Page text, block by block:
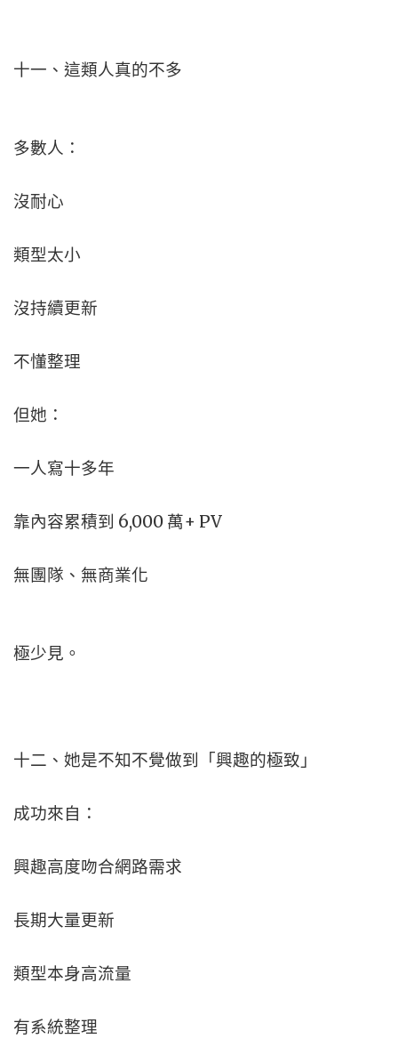
十一、這類人真的不多
多數人：
沒耐心
類型太小
沒持續更新
不懂整理
但她：
一人寫十多年
靠內容累積到 6,000 萬+ PV
無團隊、無商業化
極少見。
十二、她是不知不覺做到「興趣的極致」
成功來自：
興趣高度吻合網路需求
長期大量更新
類型本身高流量
有系統整理